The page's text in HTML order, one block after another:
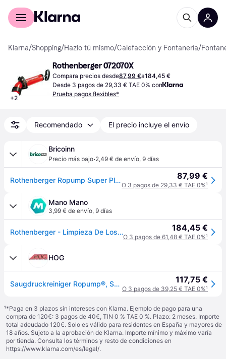
Comprar con Klarna
Klarna/Shopping/Hazlo tú mismo/Calefacción y Fontanería/
+2
Rothenberger 072070X
Compara precios desde87,99 €a184,45 €
Desde 3 pagos de 29,33 € TAE 0% con
Prueba pagos flexibles*
Recomendado El precio incluye el envío
Bricoinn
Precio más bajo·2,49 € de envío, 9 días
Rothenberger Ropump Super Plus Plunger Naranja 87,99 €
O 3 pagos de 29,33 € TAE 0%¹
Mano Mano
3,99 € de envío, 9 días
Rothenberger - Limpieza De Los Tubos Ropump® Super Plus 184,45 €
O 3 pagos de 61,48 € TAE 0%¹
HOG
Saugdruckreiniger Ropump®, Super Plus bei Abfluss- u.Rohrverstopfungen 117,75 €
O 3 pagos de 39,25 € TAE 0%¹
¹*Paga en 3 plazos sin intereses con Klarna. Ejemplo de pago para una
compra de 120€: 3 pagos de 40€, TIN 0 % TAE 0 %. Plazo: 2 meses. Importe
total adeudado 120€. Solo es válido para residentes en España y mayores de
18 años. Sujeto a la aprobación de Klarna. Importe mínimo y máximo varía
por tienda. Consulta los términos y resto de condiciones en
https://www.klarna.com/es/legal/.